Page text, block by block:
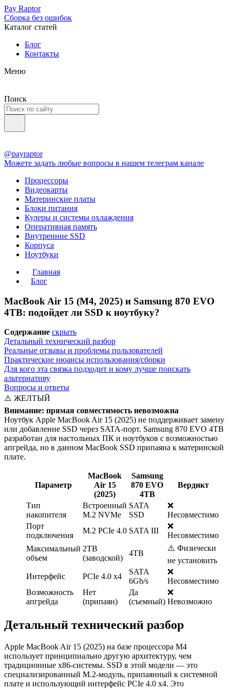
Pay Raptor
Сборка без ошибок
Каталог статей
Блог
Контакты
Меню
Поиск
@payraptor
Можете задать любые вопросы в нашем телеграм канале
Процессоры
Видеокарты
Материнские платы
Блоки питания
Кулеры и системы охлаждения
Оперативная память
Внутренние SSD
Корпуса
Ноутбуки
Главная
Блог
MacBook Air 15 (M4, 2025) и Samsung 870 EVO
4TB: подойдет ли SSD к ноутбуку?
Содержание скрыть
Детальный технический разбор
Реальные отзывы и проблемы пользователей
Практические нюансы использования/сборки
Для кого эта связка подходит и кому лучше поискать
альтернативу
Вопросы и ответы
⚠️ ЖЕЛТЫЙ
Внимание: прямая совместимость невозможна
Ноутбук Apple MacBook Air 15 (2025) не поддерживает замену
или добавление SSD через SATA-порт. Samsung 870 EVO 4TB
разработан для настольных ПК и ноутбуков с возможностью
апгрейда, но в данном MacBook SSD припаяна к материнской
плате.
Параметр
MacBook
Air 15
(2025)
Samsung
870 EVO
4TB
Вердикт
Тип
накопителя
Встроенный
M.2 NVMe
SATA
SSD
❌
Несовместимо
Порт
подключения
M.2 PCIe 4.0 SATA III
❌
Несовместимо
Максимальный
объем
2TB
(заводской)
4TB
⚠️ Физически
не установить
Интерфейс
PCIe 4.0 x4
SATA
6Gb/s
❌
Несовместимо
Возможность
апгрейда
Нет
(припаян)
Да
(съемный)
❌
Невозможно
Детальный технический разбор
Apple MacBook Air 15 (2025) на базе процессора M4
использует принципиально другую архитектуру, чем
традиционные x86-системы. SSD в этой модели — это
специализированный M.2-модуль, припаянный к системной
плате и использующий интерфейс PCIe 4.0 x4. Это